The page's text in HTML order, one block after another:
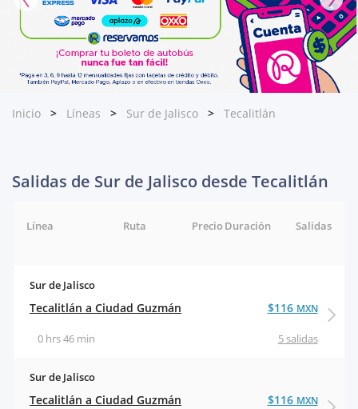
Inicio Líneas Sur de Jalisco Tecalitlán
Salidas de Sur de Jalisco desde Tecalitlán
Línea Ruta Salidas
Duración
Precio
Sur de Jalisco
Tecalitlán a Ciudad Guzmán
5 salidas
0 hrs 46 min
$116 MXN
Sur de Jalisco
Tecalitlán a Ciudad Guzmán $116 MXN